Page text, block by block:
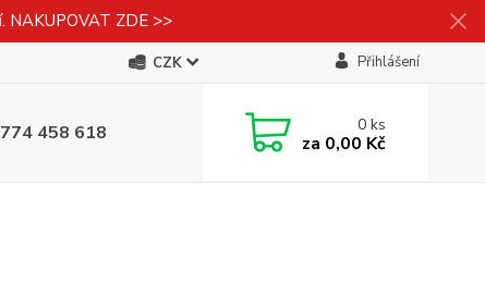
ZDE >>
CZK Přihlášení
458 618 0ks
za 0,00 Kč